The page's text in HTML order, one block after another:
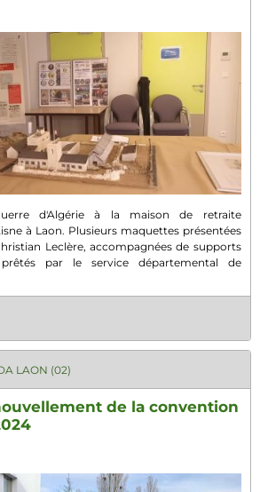
d'Algérie à la maison de retraite
à Laon. Plusieurs maquettes présentées
Leclère, accompagnées de supports
par le service départemental de
LAON (02)
de la convention